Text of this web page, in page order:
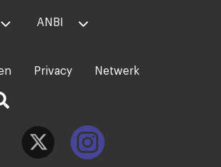
ANBI
Privacy Netwerk